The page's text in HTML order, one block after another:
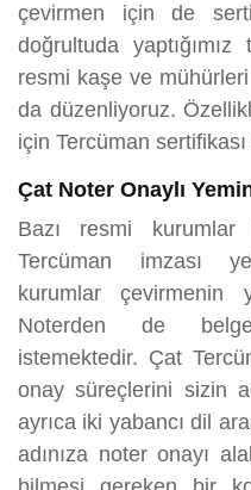
çevirmen için de
doğrultuda
resmi kaşe ve
da düzenliyoruz.
için Tercüman
Çat Noter Onaylı
Bazı resmi
Tercüman imzası
kurumlar çevirmenin
Noterden de
istemektedir. Çat
onay süreçlerini sizin
ayrıca iki yabancı dil
adınıza noter onayı